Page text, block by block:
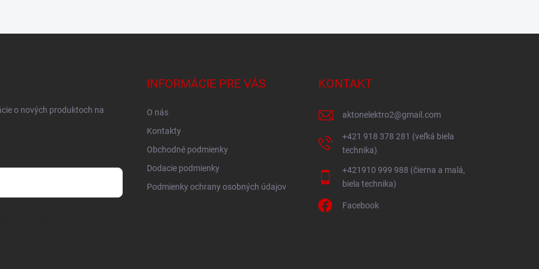
o nových produktoch na
INFORMÁCIE PRE VÁS
O nás
Kontakty
Obchodné podmienky
Dodacie podmienky
Podmienky ochrany osobných údajov
KONTAKT
aktonelektro2@gmail.com
+421 918 378 281 (veľká biela
technika)
+421910 999 988 (čierna a malá,
biela technika)
Facebook